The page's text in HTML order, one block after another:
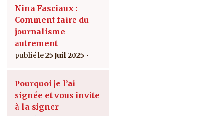
Nina Fasciaux :
Comment faire du
journalisme
autrement
25 Juil 2025
Pourquoi je l’ai
signée et vous invite
à la signer